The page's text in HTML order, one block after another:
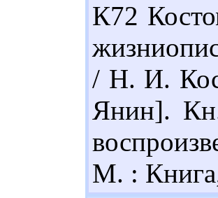
К72
/ Н. И.
Янин].
М. :